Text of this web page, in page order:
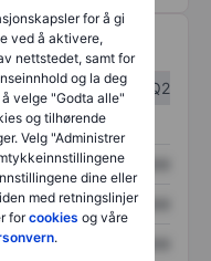
for å gi
ved å aktivere,
nettstedet, samt for
og la deg
velge "Godta alle"
og tilhørende
Velg "Administrer
dine eller
med retningslinjer
forcookies og våre
.
Q1
Q2
XXXXXXX
XXXXXXX